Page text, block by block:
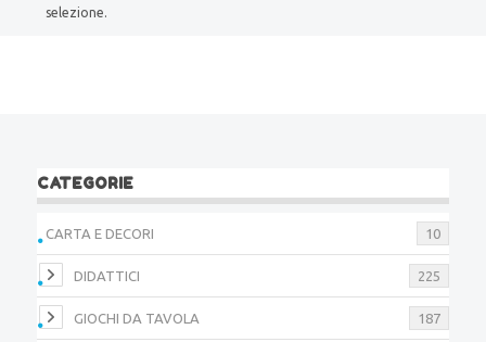
selezione.
CATEGORIE
CARTA E DECORI 10
DIDATTICI 225
GIOCHI DA TAVOLA 187